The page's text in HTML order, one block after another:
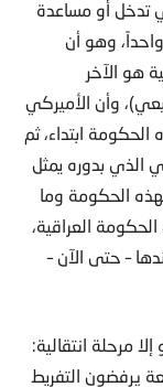
أو مساعدة
وهو أن
هو الآخر
وأن الأميركي
ابتداء، ثم
الذي بدوره يمثل
لهذه الحكومة وما
العراقية،
– حتى الآن –
مرحلة انتقالية:
يرفضون التفريط